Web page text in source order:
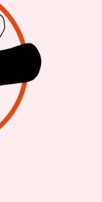
steht
gestylte
viele
gestapelt.
Video
der USA,
„Geht jetzt,